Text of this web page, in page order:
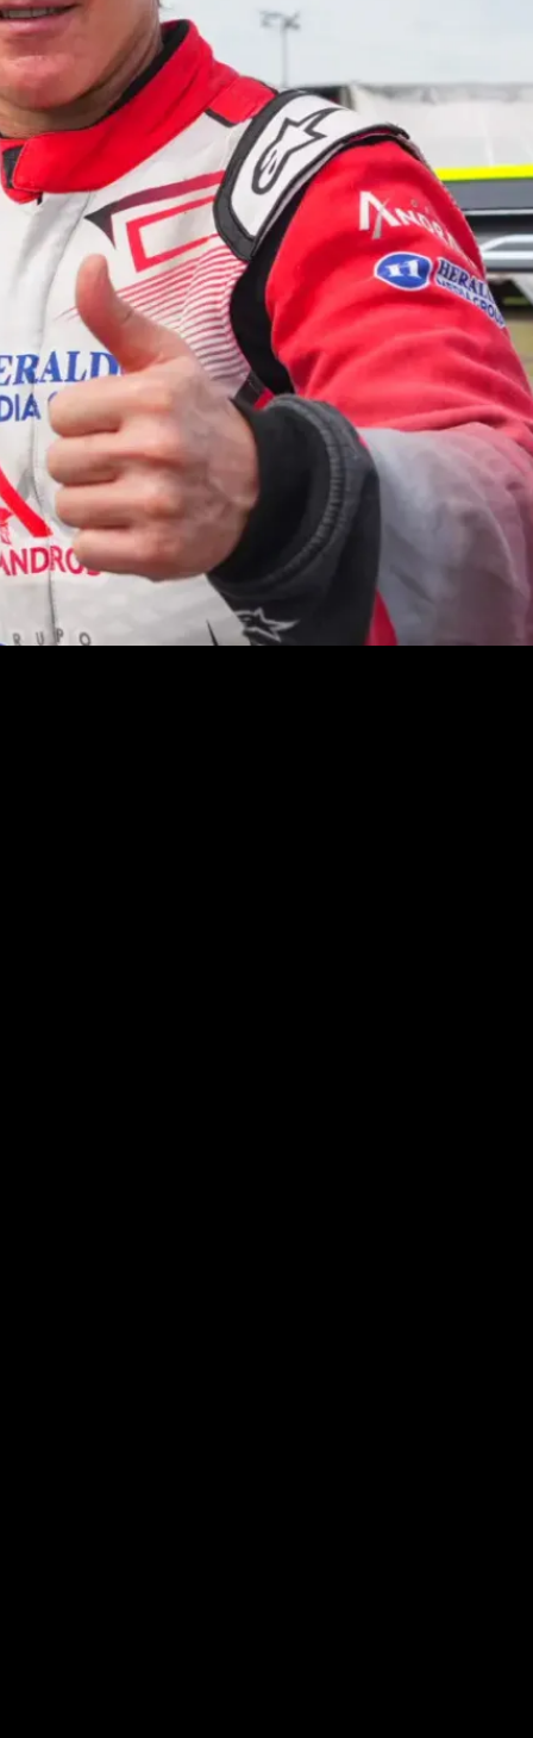
El México GP presenta a Michel
Jourdain Jr. como embajador
de la edición 2026
¡Síguenos!
InstagramX